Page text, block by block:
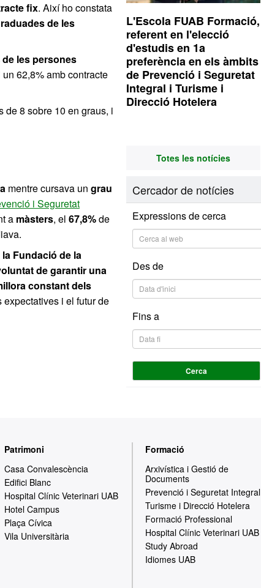
fix. Així ho constata
de les
de les persones
62,8% amb contracte
de 8 sobre 10 en graus, i
mentre cursava un grau
i Seguretat
a màsters, el 67,8%de
la Fundació de la
de garantir una
constant dels
expectatives i el futur de
L'Escola FUAB Formació,
referent en l'elecció
d'estudis en 1a
preferència en els àmbits
de Prevenció i Seguretat
Integral i Turisme i
Direcció Hotelera
Totes les notícies
Cercador de notícies
Expressions de cerca
Des de
Fins a
Cerca
Patrimoni
Casa Convalescència
Edifici Blanc
Hospital Clínic Veterinari UAB
Hotel Campus
Plaça Cívica
Vila Universitària
Formació
Arxivística i Gestió de
Documents
Prevenció i Seguretat Integral
Turisme i Direcció Hotelera
Formació Professional
Hospital Clínic Veterinari UAB
Study Abroad
Idiomes UAB